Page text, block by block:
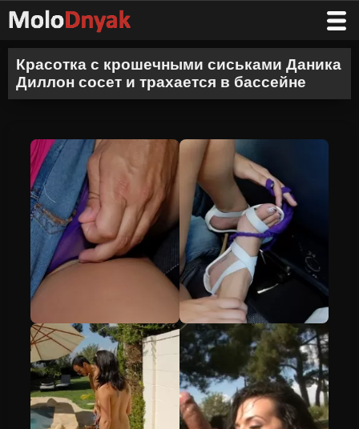
Красотка с крошечными сиськами Даника
Диллон сосет и трахается в бассейне